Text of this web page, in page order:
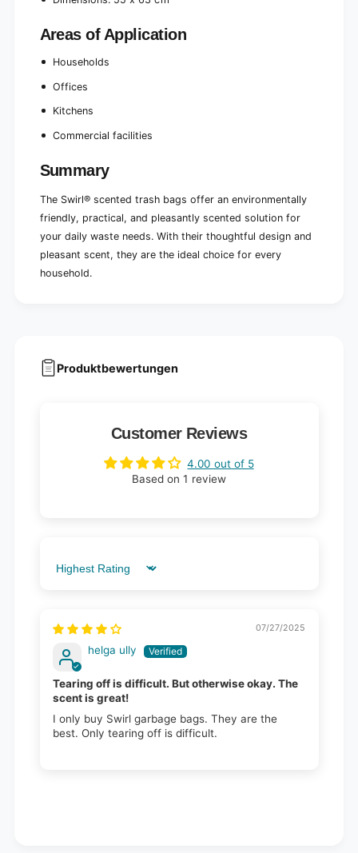
Areas of Application
Households
Offices
Kitchens
Commercial facilities
Summary
The Swirl® scented trash bags offer an environmentally
friendly, practical, and pleasantly scented solution for
your daily waste needs. With their thoughtful design and
pleasant scent, they are the ideal choice for every
household.
Produktbewertungen
Customer Reviews
4.00 out of 5
Based on 1 review
Sort by
07/27/2025
helga ully
Tearing off is difficult. But otherwise okay. The
scent is great!
I only buy Swirl garbage bags. They are the
best. Only tearing off is difficult.